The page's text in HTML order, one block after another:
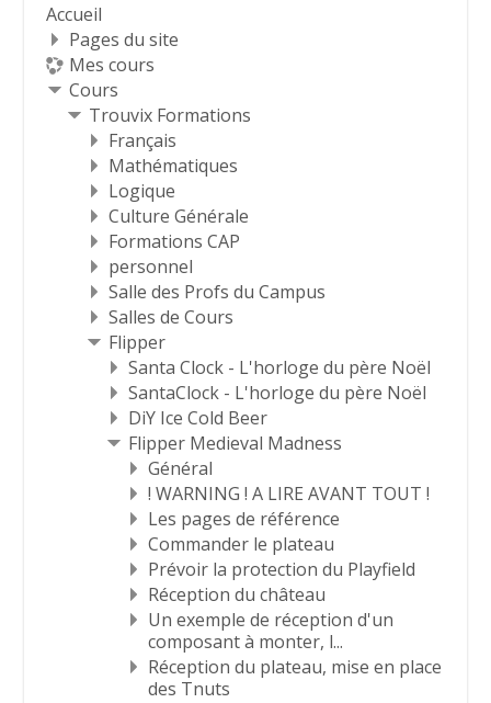
Accueil
Pages du site
Mes cours
Cours
Trouvix Formations
Français
Mathématiques
Logique
Culture Générale
Formations CAP
personnel
Salle des Profs du Campus
Salles de Cours
Flipper
Santa Clock - L'horloge du père Noël
SantaClock - L'horloge du père Noël
DiY Ice Cold Beer
Flipper Medieval Madness
Général
! WARNING ! A LIRE AVANT TOUT !
Les pages de référence
Commander le plateau
Prévoir la protection du Playfield
Réception du château
Un exemple de réception d'un
composant à monter, l...
Réception du plateau, mise en place
des Tnuts